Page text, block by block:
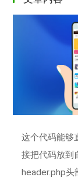
这个代码能够
接把代码放到
header.php头